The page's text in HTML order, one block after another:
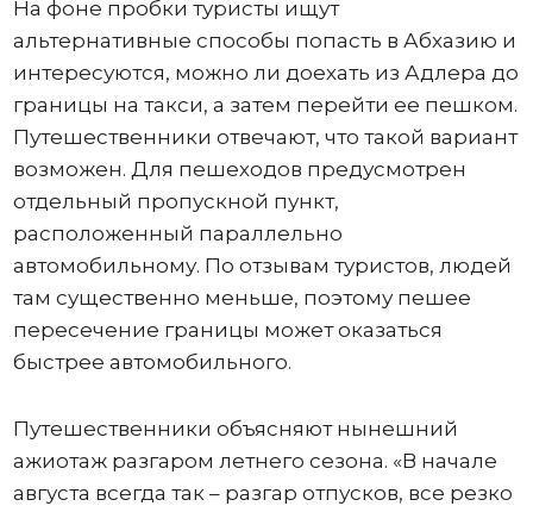
На фоне пробки туристы ищут
альтернативные способы попасть в Абхазию и
интересуются, можно ли доехать из Адлера до
границы на такси, а затем перейти ее пешком.
Путешественники отвечают, что такой вариант
возможен. Для пешеходов предусмотрен
отдельный пропускной пункт,
расположенный параллельно
автомобильному. По отзывам туристов, людей
там существенно меньше, поэтому пешее
пересечение границы может оказаться
быстрее автомобильного.
Путешественники объясняют нынешний
ажиотаж разгаром летнего сезона. «В начале
августа всегда так – разгар отпусков, все резко